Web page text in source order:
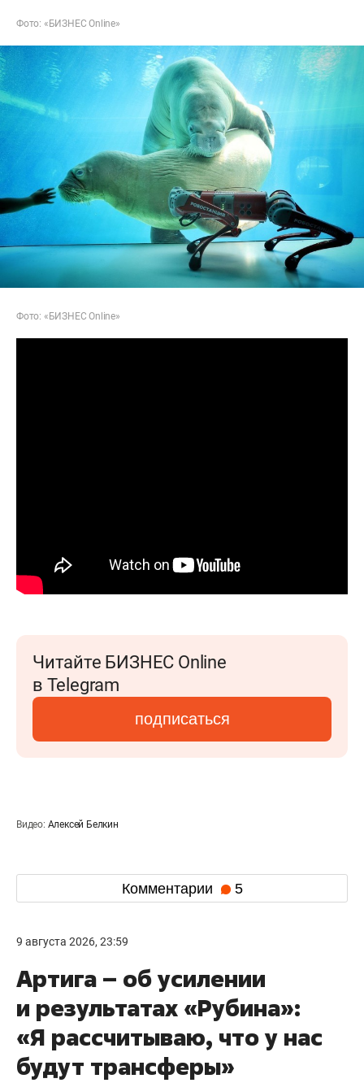
Фото: «БИЗНЕС Online»
Фото: «БИЗНЕС Online»
Читайте БИЗНЕС Online
в Telegram
подписаться
Видео: Алексей Белкин
Комментарии 5
9 августа 2026, 23:59
Артига – об усилении
и результатах «Рубина»:
«Я рассчитываю, что у нас
будут трансферы»